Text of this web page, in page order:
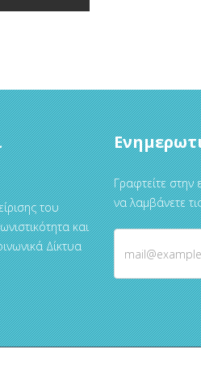
του
και
Δίκτυα
Γραφτείτε στην
να λαμβάνετε